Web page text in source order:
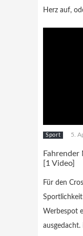
Herz auf,
Sport 5.
[1 Video]
Für den
Werbespot